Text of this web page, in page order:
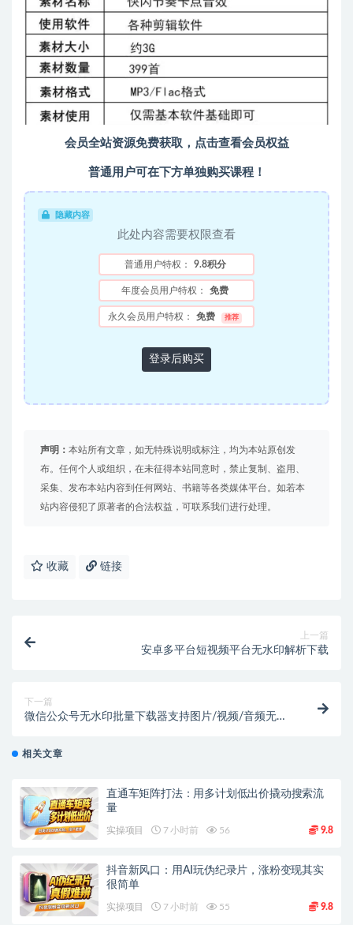
会员全站资源免费获取， 点击查看会员权益
普通用户可在下方单独购买课程！
隐藏内容
此处内容需要权限查看
普通用户特权： 9.8积分
年度会员用户特权： 免费
永久会员用户特权： 免费 推荐
登录后购买
声明： 本站所有文章，如无特殊说明或标注，均为本站原创发
布。任何个人或组织，在未征得本站同意时，禁止复制、盗用、
采集、发布本站内容到任何网站、书籍等各类媒体平台。如若本
站内容侵犯了原著者的合法权益，可联系我们进行处理。
收藏 链接
上一篇
安卓多平台短视频平台无水印解析下载
下一篇
微信公众号无水印批量下载器支持图片/视频/音频无脑
相关文章
直通车矩阵打法：用多计划低出价撬动搜索流
量
实操项目 7 小时前 56 9.8
抖音新风口：用AI玩伪纪录片，涨粉变现其实
很简单
实操项目 7 小时前 55 9.8